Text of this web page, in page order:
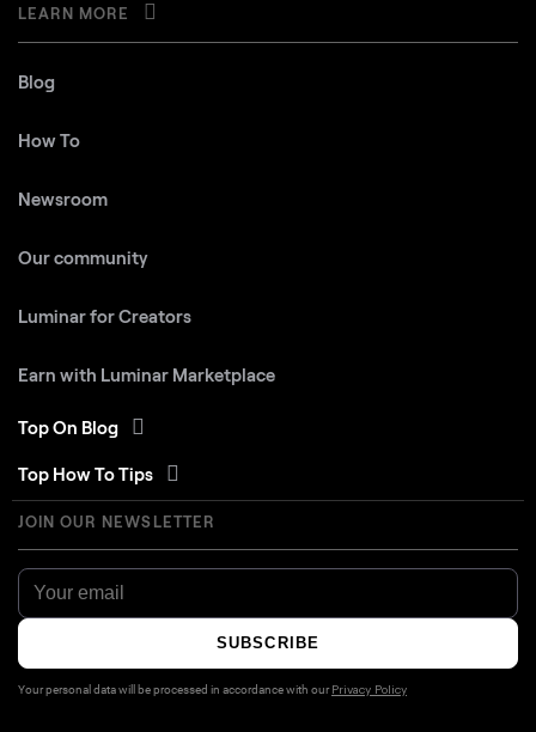
LEARN MORE
Blog
How To
Newsroom
Our community
Luminar for Creators
Earn with Luminar Marketplace
Top On Blog
Top How To Tips
JOIN OUR NEWSLETTER
SUBSCRIBE
Your personal data will be processed in accordance with our Privacy Policy